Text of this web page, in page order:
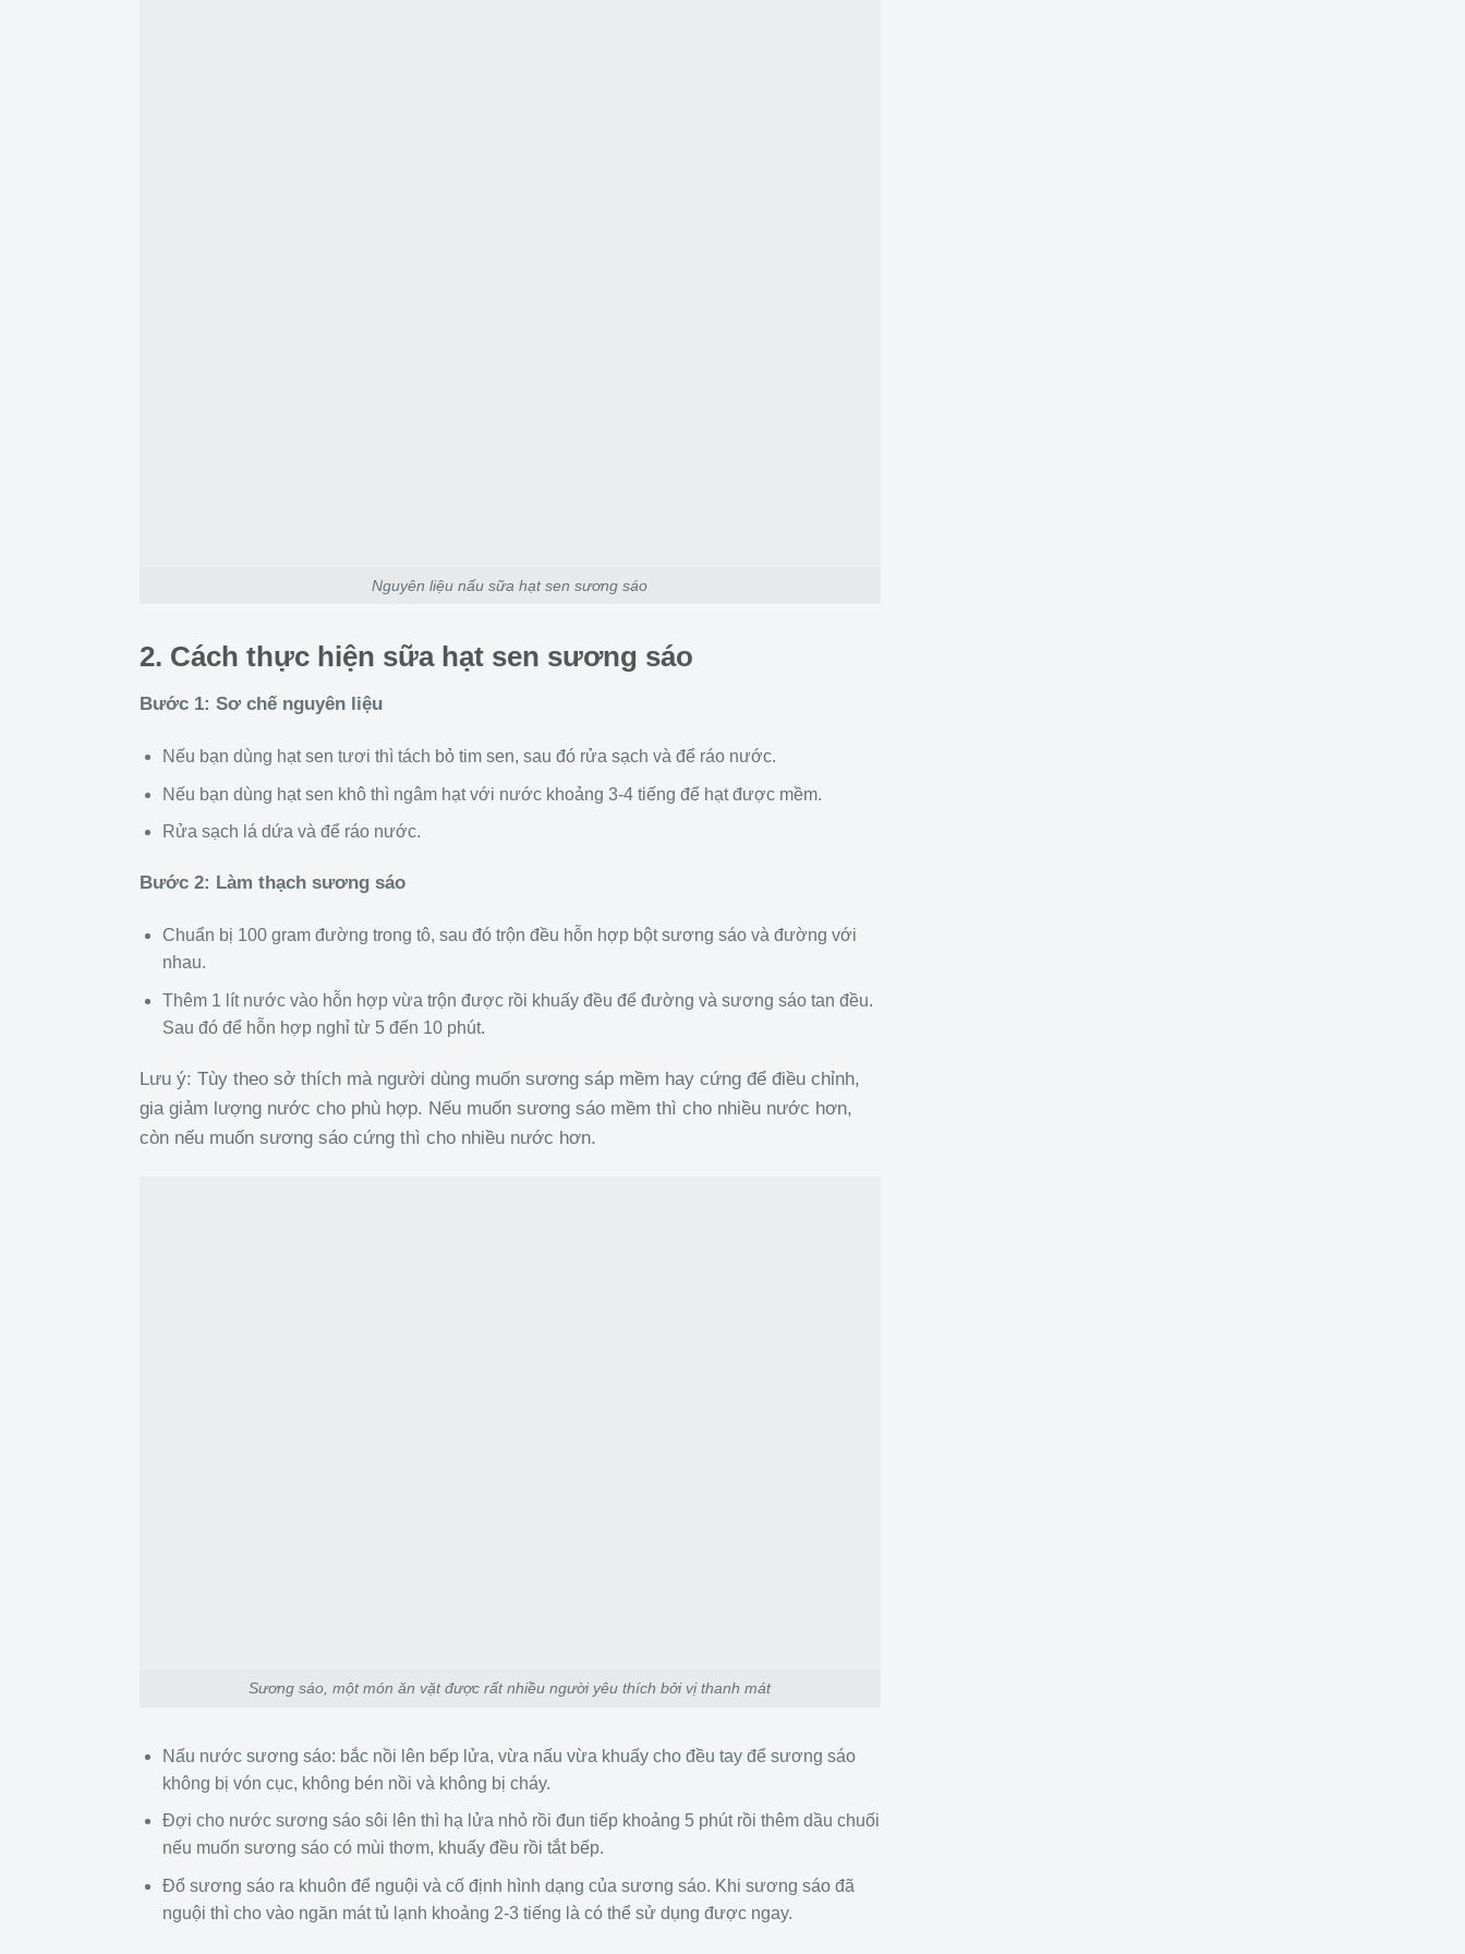
Nguyên liệu nấu sữa hạt sen sương sáo
2. Cách thực hiện sữa hạt sen sương sáo
Bước 1: Sơ chế nguyên liệu
Nếu bạn dùng hạt sen tươi thì tách bỏ tim sen, sau đó rửa sạch và để ráo nước.
Nếu bạn dùng hạt sen khô thì ngâm hạt với nước khoảng 3-4 tiếng để hạt được mềm.
Rửa sạch lá dứa và để ráo nước.
Bước 2: Làm thạch sương sáo
Chuẩn bị 100 gram đường trong tô, sau đó trộn đều hỗn hợp bột sương sáo và đường với
nhau.
Thêm 1 lít nước vào hỗn hợp vừa trộn được rồi khuấy đều để đường và sương sáo tan đều.
Sau đó để hỗn hợp nghỉ từ 5 đến 10 phút.
Lưu ý: Tùy theo sở thích mà người dùng muốn sương sáp mềm hay cứng để điều chỉnh,
gia giảm lượng nước cho phù hợp. Nếu muốn sương sáo mềm thì cho nhiều nước hơn,
còn nếu muốn sương sáo cứng thì cho nhiều nước hơn.
Sương sáo, một món ăn vặt được rất nhiều người yêu thích bởi vị thanh mát
Nấu nước sương sáo: bắc nồi lên bếp lửa, vừa nấu vừa khuấy cho đều tay để sương sáo
không bị vón cục, không bén nồi và không bị cháy.
Đợi cho nước sương sáo sôi lên thì hạ lửa nhỏ rồi đun tiếp khoảng 5 phút rồi thêm dầu chuối
nếu muốn sương sáo có mùi thơm, khuấy đều rồi tắt bếp.
Đổ sương sáo ra khuôn để nguội và cố định hình dạng của sương sáo. Khi sương sáo đã
nguội thì cho vào ngăn mát tủ lạnh khoảng 2-3 tiếng là có thể sử dụng được ngay.